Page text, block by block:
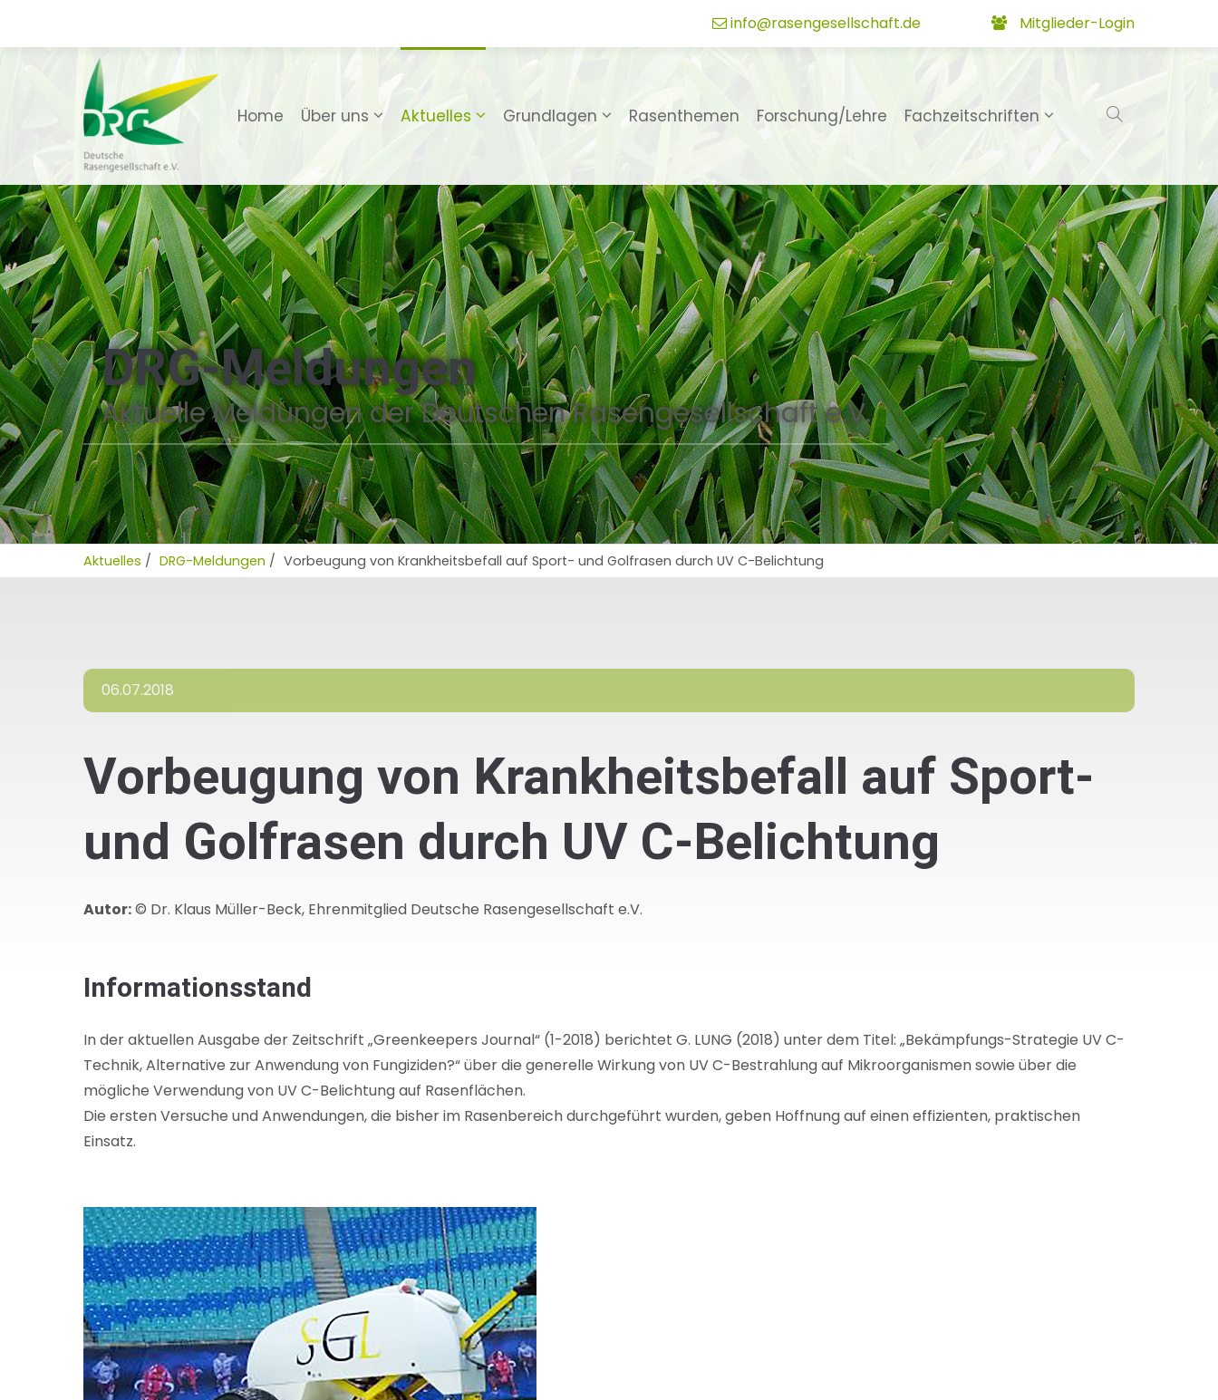
info@rasengesellschaft.de Mitglieder-Login
Home Über uns Aktuelles Grundlagen Rasenthemen Forschung/Lehre Fachzeitschriften
DRG-Meldungen
Aktuelle Meldungen der Deutschen Rasengesellschaft e.V.
Aktuelles / DRG-Meldungen / Vorbeugung von Krankheitsbefall auf Sport- und Golfrasen durch UV C-Belichtung
06.07.2018
Vorbeugung von Krankheitsbefall auf Sport-
und Golfrasen durch UV C-Belichtung
Autor:© Dr. Klaus Müller-Beck, Ehrenmitglied Deutsche Rasengesellschaft e.V.
Informationsstand
In der aktuellen Ausgabe der Zeitschrift „Greenkeepers Journal“ (1-2018) berichtet G. LUNG (2018) unter dem Titel: „Bekämpfungs-Strategie UV C-
Technik, Alternative zur Anwendung von Fungiziden?“ über die generelle Wirkung von UV C-Bestrahlung auf Mikroorganismen sowie über die
mögliche Verwendung von UV C-Belichtung auf Rasenflächen.
Die ersten Versuche und Anwendungen, die bisher im Rasenbereich durchgeführt wurden, geben Hoffnung auf einen effizienten, praktischen
Einsatz.